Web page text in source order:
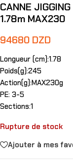
CANNE
1.78m MAX230
94680 DZD
Longueur (cm):1.78
Poids(g):245
Action(g):MAX230g
PE: 3-5
Sections:1
Rupture de stock
Ajouter à mes